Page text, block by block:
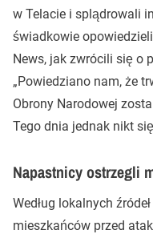
w Telacie i splądrowali
świadkowie
News, jak zwrócili się o
„Powiedziano nam, że
Obrony Narodowej
Tego dnia jednak nikt
Napastnicy ostrzegli
Według lokalnych
mieszkańców przed